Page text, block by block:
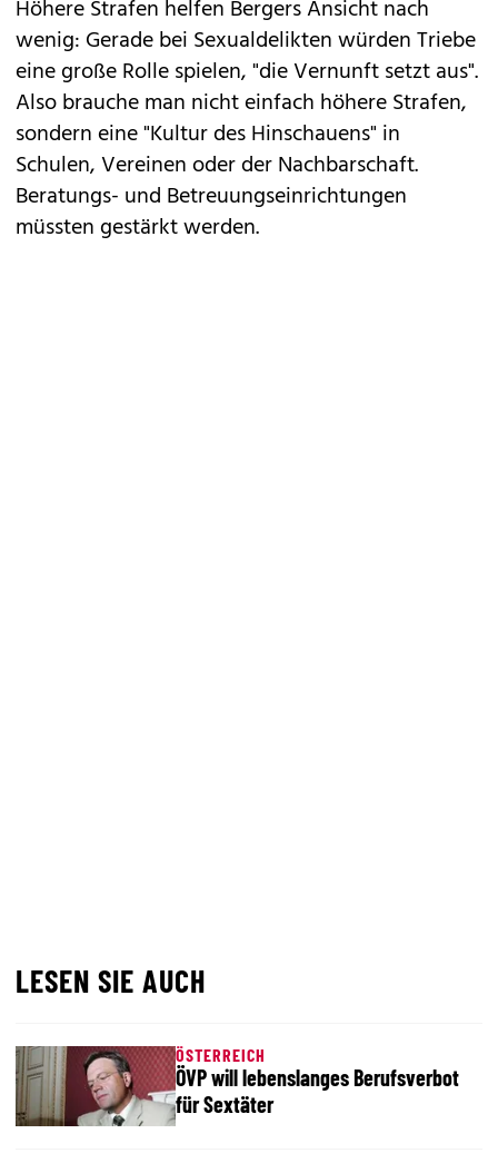
Höhere Strafen helfen Bergers Ansicht nach
wenig: Gerade bei Sexualdelikten würden Triebe
eine große Rolle spielen, "die Vernunft setzt aus".
Also brauche man nicht einfach höhere Strafen,
sondern eine "Kultur des Hinschauens" in
Schulen, Vereinen oder der Nachbarschaft.
Beratungs- und Betreuungseinrichtungen
müssten gestärkt werden.
LESEN SIE AUCH
ÖSTERREICH
ÖVP will lebenslanges Berufsverbot
für Sextäter